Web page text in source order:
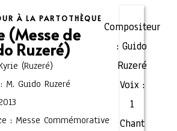
À LA PARTOTHÈQUE
(Messe de
Ruzeré)
(Ruzeré)
M. Guido Ruzeré
: Messe Commémorative
Compositeur
: Guido
Ruzeré
Voix :
1
Chant